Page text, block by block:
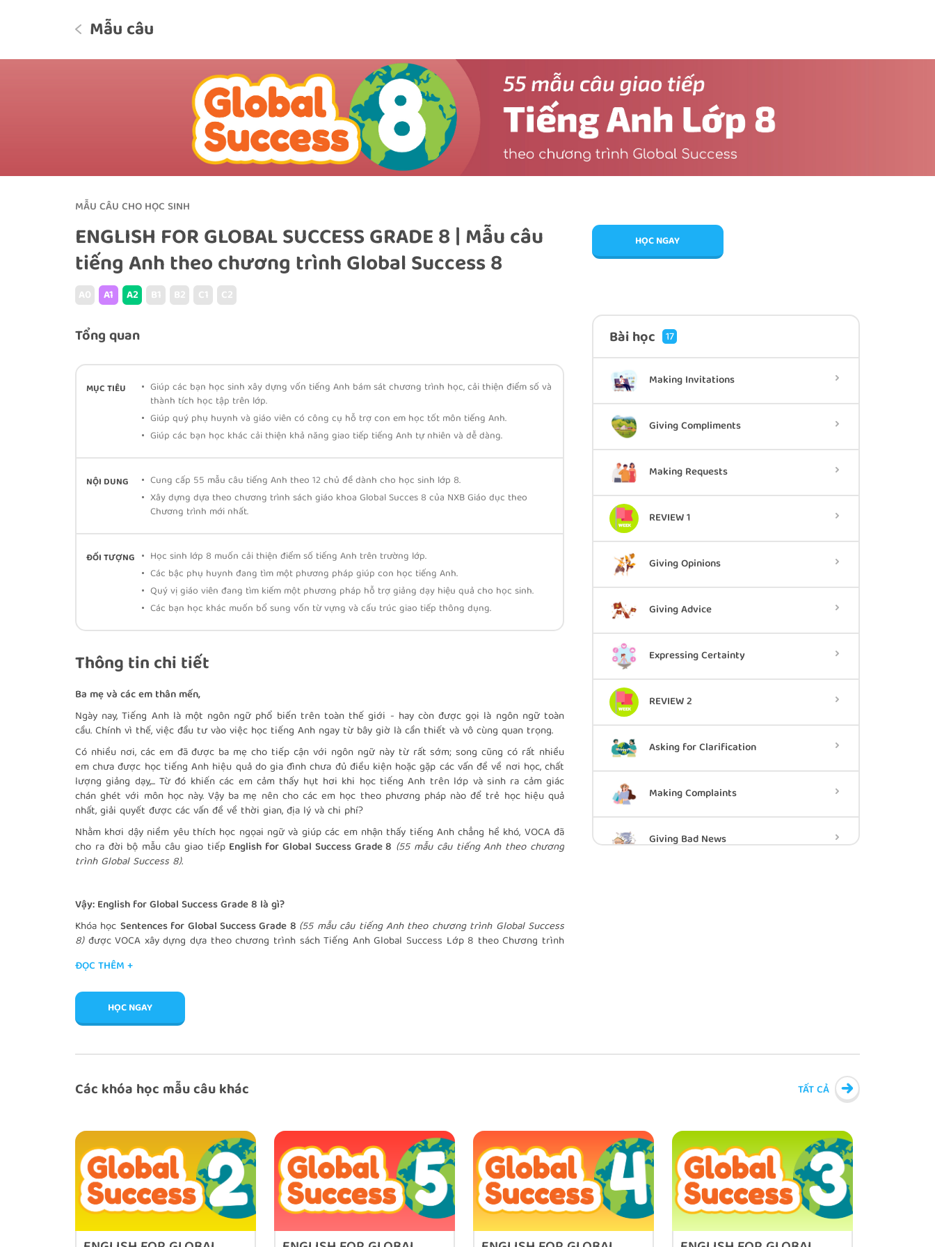
Mẫu câu
MẪU CÂU CHO HỌC SINH
ENGLISH FOR GLOBAL SUCCESS GRADE 8 | Mẫu câu
tiếng Anh theo chương trình Global Success 8
A0 A1 A2 B1 B2 C1 C2
Tổng quan
MỤC TIÊU
Giúp các bạn học sinh xây dựng vốn tiếng Anh bám sát chương trình học, cải thiện điểm số và
thành tích học tập trên lớp.
Giúp quý phụ huynh và giáo viên có công cụ hỗ trợ con em học tốt môn tiếng Anh.
Giúp các bạn học khác cải thiện khả năng giao tiếp tiếng Anh tự nhiên và dễ dàng.
NỘI DUNG
Cung cấp 55 mẫu câu tiếng Anh theo 12 chủ đề dành cho học sinh lớp 8.
Xây dựng dựa theo chương trình sách giáo khoa Global Succes 8 của NXB Giáo dục theo
Chương trình mới nhất.
ĐỐI TƯỢNG
Học sinh lớp 8 muốn cải thiện điểm số tiếng Anh trên trường lớp.
Các bậc phụ huynh đang tìm một phương pháp giúp con học tiếng Anh.
Quý vị giáo viên đang tìm kiếm một phương pháp hỗ trợ giảng dạy hiệu quả cho học sinh.
Các bạn học khác muốn bổ sung vốn từ vựng và cấu trúc giao tiếp thông dụng.
Thông tin chi tiết
Ba mẹ và các em thân mến,
Ngày nay, Tiếng Anh là một ngôn ngữ phổ biến trên toàn thế giới - hay còn được gọi là ngôn ngữ toàn
cầu. Chính vì thế, việc đầu tư vào việc học tiếng Anh ngay từ bây giờ là cần thiết và vô cùng quan trọng.
Có nhiều nơi, các em đã được ba mẹ cho tiếp cận với ngôn ngữ này từ rất sớm; song cũng có rất nhiều
em chưa được học tiếng Anh hiệu quả do gia đình chưa đủ điều kiện hoặc gặp các vấn đề về nơi học, chất
lượng giảng dạy,... Từ đó khiến các em cảm thấy hụt hơi khi học tiếng Anh trên lớp và sinh ra cảm giác
chán ghét với môn học này. Vậy ba mẹ nên cho các em học theo phương pháp nào để trẻ học hiệu quả
nhất, giải quyết được các vấn đề về thời gian, địa lý và chi phí?
Nhằm khơi dậy niềm yêu thích học ngọai ngữ và giúp các em nhận thấy tiếng Anh chẳng hề khó, VOCA đã
cho ra đời bộ mẫu câu giao tiếp English for Global Success Grade 8 (55 mẫu câu tiếng Anh theo chương
trình Global Success 8).
Vậy: English for Global Success Grade 8 là gì?
Khóa học Sentences for Global Success Grade 8 (55 mẫu câu tiếng Anh theo chương trình Global Success
8)được VOCA xây dựng dựa theo chương trình sách Tiếng Anh Global Success Lớp 8 theo Chương trình
Giáo dục phổ thông môn Tiếng Anh mới của Bộ giáo dục và Đào tạo.
Phương pháp học mẫu câu cùng VOCA có gì đặc biệt?
Áp dụng phương pháp học độc quyền, VOCA giúp các bạn học tiếp cận tiếng Anh thông qua những mẫu
ĐỌC THÊM +
HỌC NGAY
HỌC NGAY
Bài học 17
Making Invitations
Giving Compliments
Making Requests
REVIEW 1
Giving Opinions
Giving Advice
Expressing Certainty
REVIEW 2
Asking for Clarification
Making Complaints
Giving Bad News
Các khóa học mẫu câu khác TẤT CẢ